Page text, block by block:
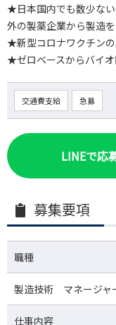
★日本国内でも数少な
外の製薬企業から製造
★新型コロナワクチン
★ゼロベースからバイ
交通費支給 急募
LINEで応
募集要項
職種
製造技術 マネージャ
仕事内容